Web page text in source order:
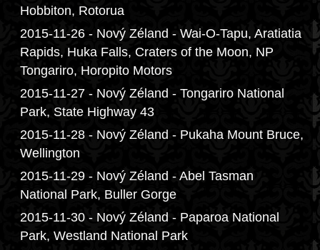
Hobbiton, Rotorua
2015-11-26 - Nový Zéland - Wai-O-Tapu, Aratiatia
Rapids, Huka Falls, Craters of the Moon, NP
Tongariro, Horopito Motors
2015-11-27 - Nový Zéland - Tongariro National
Park, State Highway 43
2015-11-28 - Nový Zéland - Pukaha Mount Bruce,
Wellington
2015-11-29 - Nový Zéland - Abel Tasman
National Park, Buller Gorge
2015-11-30 - Nový Zéland - Paparoa National
Park, Westland National Park